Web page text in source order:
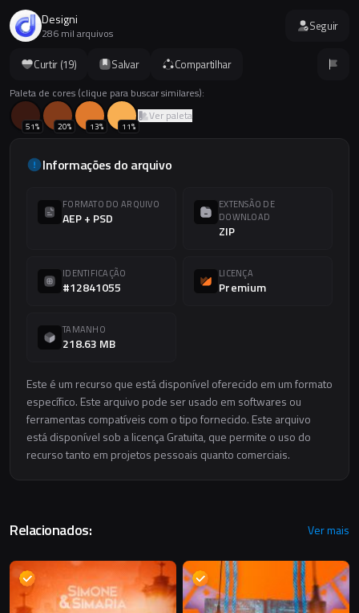
Curtir (19) Salvar Compartilhar
Paleta de cores (clique para buscar similares):
51% 20% 13% 11%
Ver paleta
Informações do arquivo
FORMATO DO ARQUIVO
AEP + PSD
EXTENSÃO DE
DOWNLOAD
ZIP
IDENTIFICAÇÃO
#12841055
LICENÇA
Premium
TAMANHO
218.63 MB
Este é um recurso que está disponível oferecido em um formato
específico. Este arquivo pode ser usado em softwares ou
ferramentas compatíveis com o tipo fornecido. Este arquivo
está disponível sob a licença Gratuita, que permite o uso do
recurso tanto em projetos pessoais quanto comerciais.
Designi
286 mil arquivos Seguir
Relacionados: Ver mais